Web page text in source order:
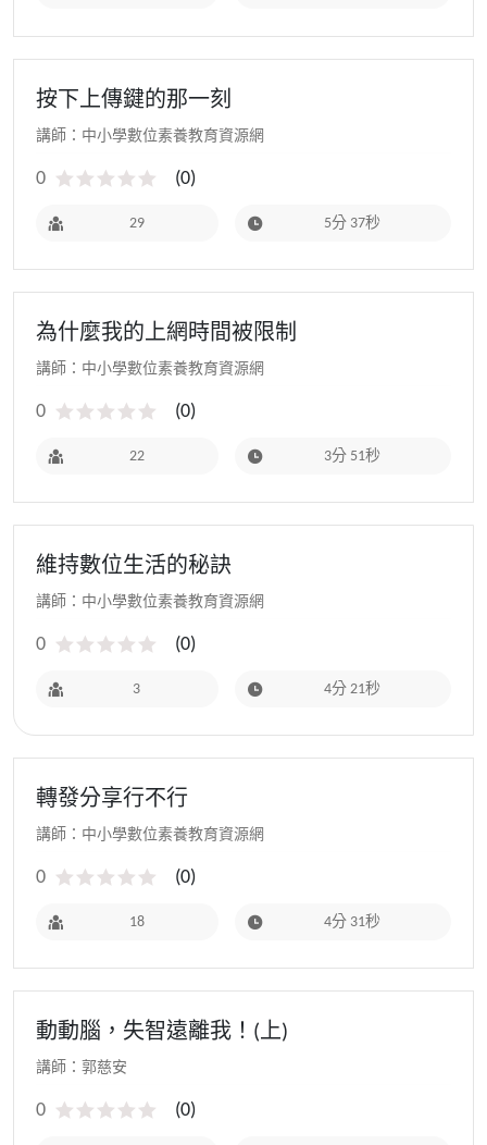
按下上傳鍵的那一刻
講師：中小學數位素養教育資源網
0 (0)
29 5分 37秒
為什麼我的上網時間被限制
講師：中小學數位素養教育資源網
0 (0)
22 3分 51秒
維持數位生活的秘訣
講師：中小學數位素養教育資源網
0 (0)
3 4分 21秒
轉發分享行不行
講師：中小學數位素養教育資源網
0 (0)
18 4分 31秒
動動腦，失智遠離我！(上)
講師：郭慈安
0 (0)